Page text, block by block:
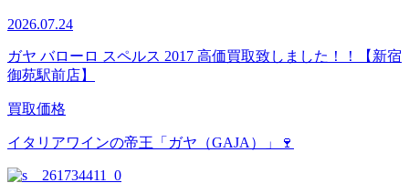
2026.07.24
ガヤ バローロ スペルス 2017 高価買取致しました！！【新宿
御苑駅前店】
買取価格
イタリアワインの帝王「ガヤ（GAJA）」🍷